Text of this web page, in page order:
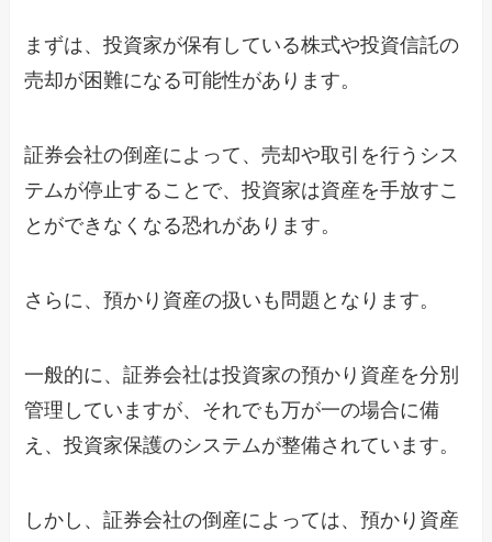
まずは、投資家が保有している株式や投資信託の
売却が困難になる可能性があります。
証券会社の倒産によって、売却や取引を行うシス
テムが停止することで、投資家は資産を手放すこ
とができなくなる恐れがあります。
さらに、預かり資産の扱いも問題となります。
一般的に、証券会社は投資家の預かり資産を分別
管理していますが、それでも万が一の場合に備
え、投資家保護のシステムが整備されています。
しかし、証券会社の倒産によっては、預かり資産